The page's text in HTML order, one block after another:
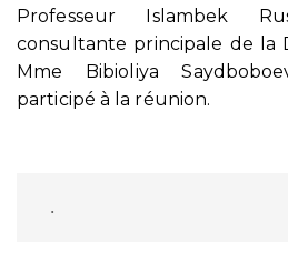
Professeur Islambek
consultante principale de la
Mme Bibioliya
participé à la réunion.
.